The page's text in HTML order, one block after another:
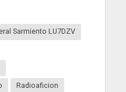
Sarmiento LU7DZV
Radioaficion